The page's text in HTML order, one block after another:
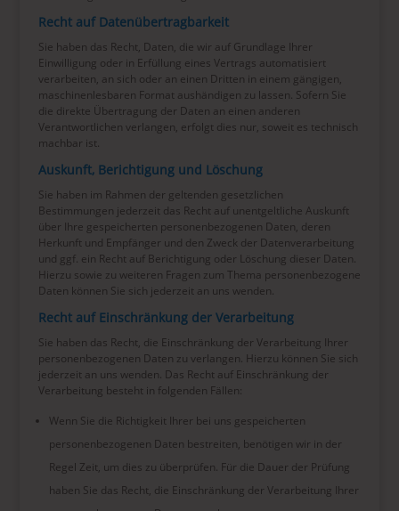
Recht auf Daten­übertrag­barkeit
Sie haben das Recht, Daten, die wir auf Grundlage Ihrer
Einwilligung oder in Erfüllung eines Vertrags automatisiert
verarbeiten, an sich oder an einen Dritten in einem gängigen,
maschinenlesbaren Format aushändigen zu lassen. Sofern Sie
die direkte Übertragung der Daten an einen anderen
Verantwortlichen verlangen, erfolgt dies nur, soweit es technisch
machbar ist.
Auskunft, Berichtigung und Löschung
Sie haben im Rahmen der geltenden gesetzlichen
Bestimmungen jederzeit das Recht auf unentgeltliche Auskunft
über Ihre gespeicherten personenbezogenen Daten, deren
Herkunft und Empfänger und den Zweck der Datenverarbeitung
und ggf. ein Recht auf Berichtigung oder Löschung dieser Daten.
Hierzu sowie zu weiteren Fragen zum Thema personenbezogene
Daten können Sie sich jederzeit an uns wenden.
Recht auf Einschränkung der Verarbeitung
Sie haben das Recht, die Einschränkung der Verarbeitung Ihrer
personenbezogenen Daten zu verlangen. Hierzu können Sie sich
jederzeit an uns wenden. Das Recht auf Einschränkung der
Verarbeitung besteht in folgenden Fällen:
Wenn Sie die Richtigkeit Ihrer bei uns gespeicherten
personenbezogenen Daten bestreiten, benötigen wir in der
Regel Zeit, um dies zu überprüfen. Für die Dauer der Prüfung
haben Sie das Recht, die Einschränkung der Verarbeitung Ihrer